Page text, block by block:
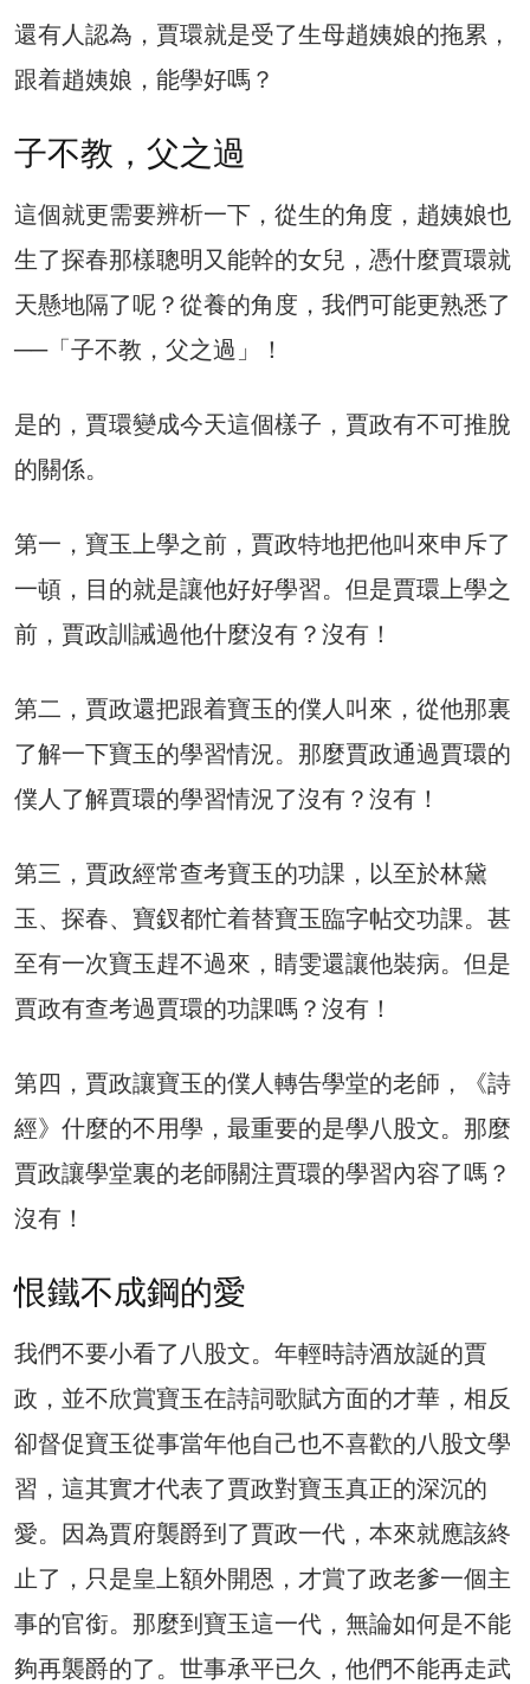
還有人認為，賈環就是受了生母趙姨娘的拖累，
跟着趙姨娘，能學好嗎？
子不教，父之過
這個就更需要辨析一下，從生的角度，趙姨娘也
生了探春那樣聰明又能幹的女兒，憑什麼賈環就
天懸地隔了呢？從養的角度，我們可能更熟悉了
──「子不教，父之過」！
是的，賈環變成今天這個樣子，賈政有不可推脫
的關係。
第一，寶玉上學之前，賈政特地把他叫來申斥了
一頓，目的就是讓他好好學習。但是賈環上學之
前，賈政訓誡過他什麼沒有？沒有！
第二，賈政還把跟着寶玉的僕人叫來，從他那裏
了解一下寶玉的學習情況。那麼賈政通過賈環的
僕人了解賈環的學習情況了沒有？沒有！
第三，賈政經常查考寶玉的功課，以至於林黛
玉、探春、寶釵都忙着替寶玉臨字帖交功課。甚
至有一次寶玉趕不過來，睛雯還讓他裝病。但是
賈政有查考過賈環的功課嗎？沒有！
第四，賈政讓寶玉的僕人轉告學堂的老師，《詩
經》什麼的不用學，最重要的是學八股文。那麼
賈政讓學堂裏的老師關注賈環的學習內容了嗎？
沒有！
恨鐵不成鋼的愛
我們不要小看了八股文。年輕時詩酒放誕的賈
政，並不欣賞寶玉在詩詞歌賦方面的才華，相反
卻督促寶玉從事當年他自己也不喜歡的八股文學
習，這其實才代表了賈政對寶玉真正的深沉的
愛。因為賈府襲爵到了賈政一代，本來就應該終
止了，只是皇上額外開恩，才賞了政老爹一個主
事的官銜。那麼到寶玉這一代，無論如何是不能
夠再襲爵的了。世事承平已久，他們不能再走武